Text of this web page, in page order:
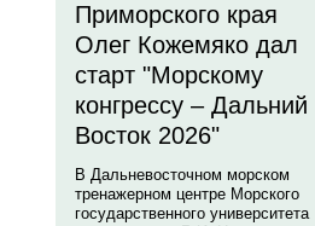
Приморского края
Олег Кожемяко дал
старт "Морскому
конгрессу – Дальний
Восток 2026"
В Дальневосточном морском
тренажерном центре Морского
государственного университета